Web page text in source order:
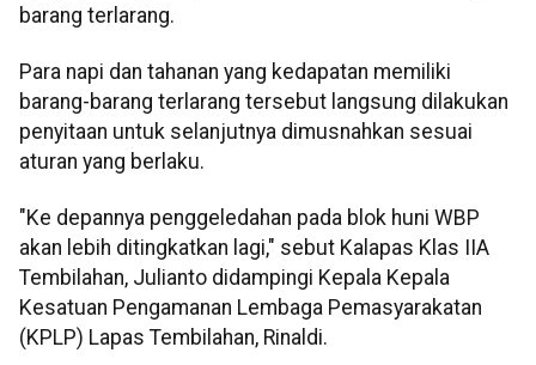
barang terlarang.
Para napi dan tahanan yang kedapatan memiliki
barang-barang terlarang tersebut langsung dilakukan
penyitaan untuk selanjutnya dimusnahkan sesuai
aturan yang berlaku.
"Ke depannya penggeledahan pada blok huni WBP
akan lebih ditingkatkan lagi," sebut Kalapas Klas IIA
Tembilahan, Julianto didampingi Kepala Kepala
Kesatuan Pengamanan Lembaga Pemasyarakatan
(KPLP) Lapas Tembilahan, Rinaldi.